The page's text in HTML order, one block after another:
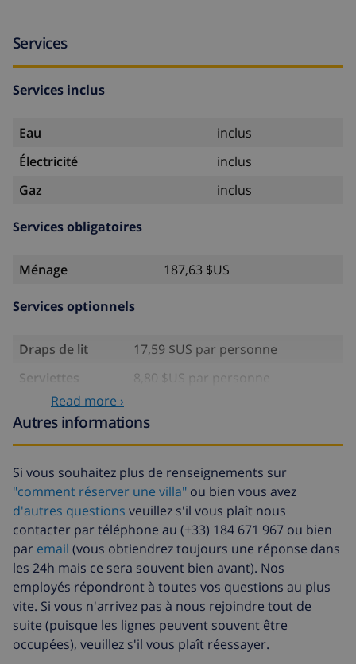
Services
Services inclus
Eau
inclus
Électricité
inclus
Gaz
inclus
Services obligatoires
Ménage 187,63 $US
Services optionnels
Draps de lit
17,59 $US par personne
Serviettes
8,80 $US par personne
Lit bébé
Animaux
10,05 $US par jour
Draps
supplémentaires
17,59 $US par personne
Serviettes
supplémentaires
8,80 $US par personne
Départ tardif
113,75 $US
Nettoyage
supplémentaire
basée sur consommation
énergétique (52,77 $US/HOUR)
Fonds
4.80% du montant total
Read more ›
Autres informations
Si vous souhaitez plus de renseignements sur
"comment réserver une villa" ou bien vous avez
d'autres questions veuillez s'il vous plaît nous
contacter par téléphone au (+33) 184 671 967 ou bien
par email (vous obtiendrez toujours une réponse dans
les 24h mais ce sera souvent bien avant). Nos
employés répondront à toutes vos questions au plus
vite. Si vous n'arrivez pas à nous rejoindre tout de
suite (puisque les lignes peuvent souvent être
occupées), veuillez s'il vous plaît réessayer.